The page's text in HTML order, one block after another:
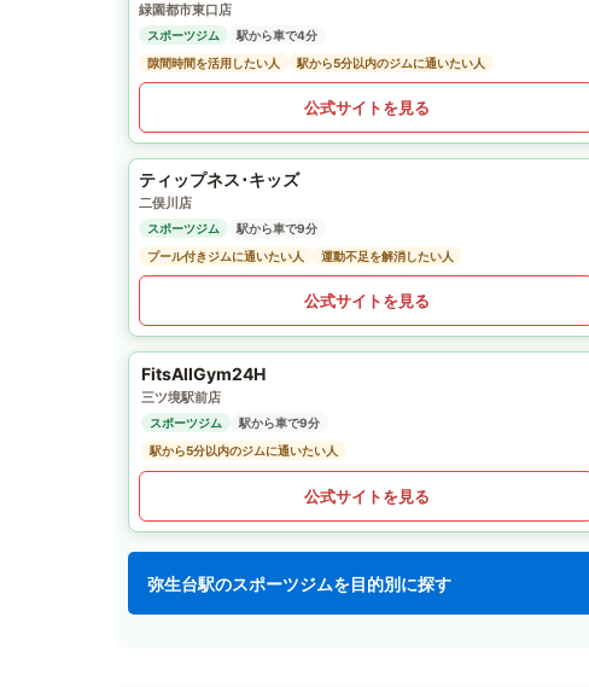
緑園都市東口店
スポーツジム
駅から車で4分
隙間時間を活用したい人
駅から5分以内のジムに通いたい人
公式サイトを見る
ティップネス･キッズ
二俣川店
スポーツジム
駅から車で9分
プール付きジムに通いたい人
運動不足を解消したい人
公式サイトを見る
FitsAllGym24H
三ツ境駅前店
スポーツジム
駅から車で9分
駅から5分以内のジムに通いたい人
公式サイトを見る
弥生台駅のスポーツジムを目的別に探す